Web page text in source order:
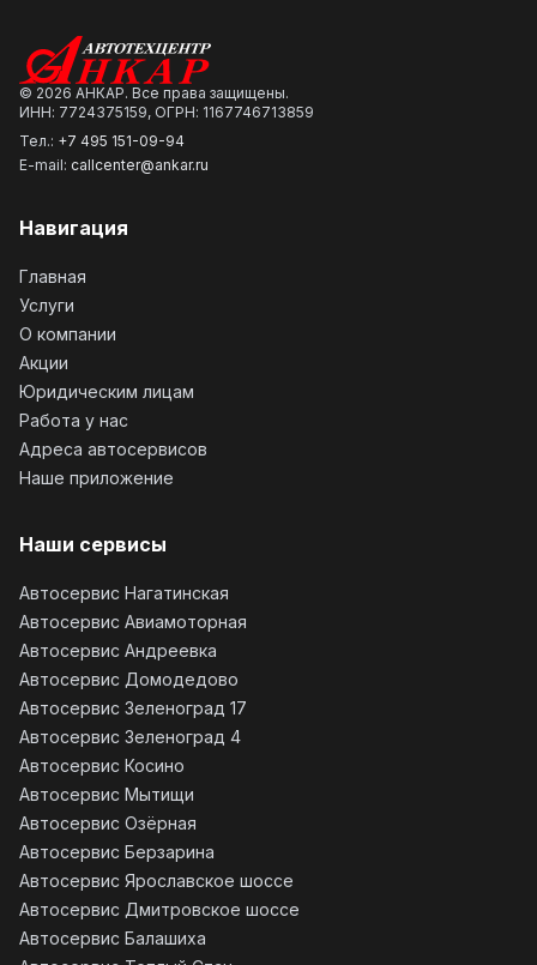
© 2026 АНКАР. Все права защищены.
ИНН: 7724375159, ОГРН: 1167746713859
Тел.: +7 495 151-09-94
E-mail: callcenter@ankar.ru
Навигация
Главная
Услуги
О компании
Акции
Юридическим лицам
Работа у нас
Адреса автосервисов
Наше приложение
Наши сервисы
Автосервис Нагатинская
Автосервис Авиамоторная
Автосервис Андреевка
Автосервис Домодедово
Автосервис Зеленоград 17
Автосервис Зеленоград 4
Автосервис Косино
Автосервис Мытищи
Автосервис Озёрная
Автосервис Берзарина
Автосервис Ярославское шоссе
Автосервис Дмитровское шоссе
Автосервис Балашиха